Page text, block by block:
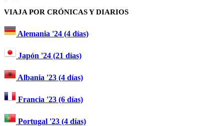
VIAJA POR CRÓNICAS Y DIARIOS
Alemania '24 (4 días)
Japón '24 (21 días)
Albania '23 (4 días)
Francia '23 (6 días)
Portugal '23 (4 días)